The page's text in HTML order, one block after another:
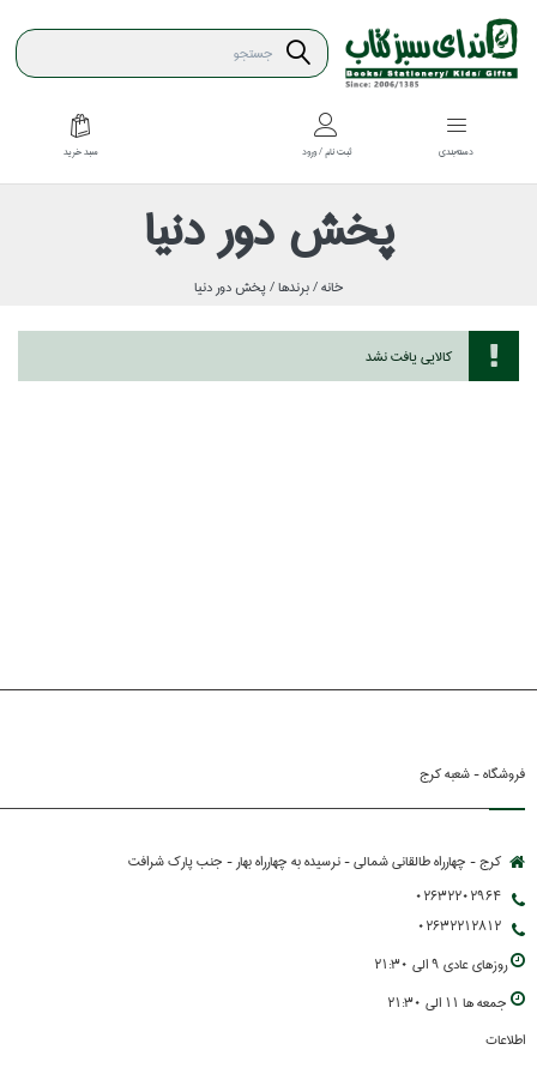
دسته‌بندي ثبت نام / ورود سبد خريد
پخش دور دنيا
خانه /برندها /پخش دور دنيا
كالايي يافت نشد
فروشگاه - شعبه کرج
کرج - چهارراه طالقانی شمالی - نرسیده به چهارراه بهار - جنب پارك شرافت
02632202964
02632212812
روزهاي عادي 9 الي 21:30
جمعه ها 11 الي 21:30
اطلاعات